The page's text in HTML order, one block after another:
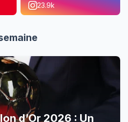
23.9k
d’Or 2026 : Un